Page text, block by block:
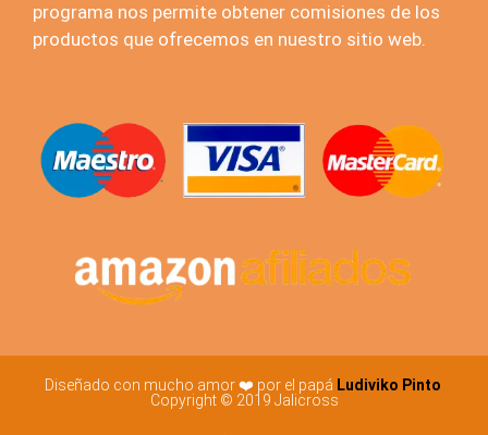
programa nos permite obtener comisiones de los
productos que ofrecemos en nuestro sitio web.
Diseñado con mucho amor ❤️ por el papá Ludiviko Pinto
Copyright © 2019 Jalicross